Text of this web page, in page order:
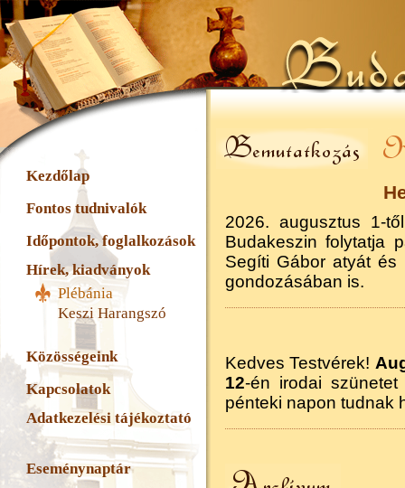
Kezdőlap
Fontos tudnivalók
Időpontok, foglalkozások
Hírek, kiadványok
Plébánia
Keszi Harangszó
Közösségeink
Kapcsolatok
Adatkezelési tájékoztató
Eseménynaptár
2026. augusztus 1-
Budakeszin folytatja
Segíti Gábor atyát és
gondozásában is.
Kedves Testvérek!
12-én irodai
pénteki napon tudnak